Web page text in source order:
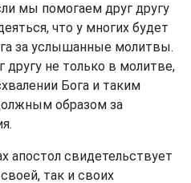
мы помогаем друг другу
что у многих будет
за услышанные молитвы.
не только в молитве,
Бога и таким
образом за
апостол свидетельствует
так и своих